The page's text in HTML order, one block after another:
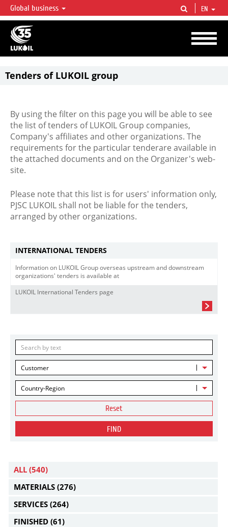
LUKOIL OVERVIEW
LUKOIL is one of the largest oil & gas vertical integrated companies in the world
accounting for over 2% of crude production and circa 1% of proved hydrocarbon
reserves globally.
Global business EN
Tenders of LUKOIL group
By using the filter on this page you will be able to see
the list of tenders of LUKOIL Group companies,
Company's affiliates and other organizations. The
requirements for the particular tenderare available in
the attached documents and on the Organizer's web-
site.
Please note that this list is for users' information only,
PJSC LUKOIL shall not be liable for the tenders,
arranged by other organizations.
INTERNATIONAL TENDERS
Information on LUKOIL Group overseas upstream and downstream
organizations' tenders is available at
LUKOIL International Tenders page
Customer
Country-Region
Reset
FIND
ALL (540)
MATERIALS (276)
SERVICES (264)
FINISHED (61)